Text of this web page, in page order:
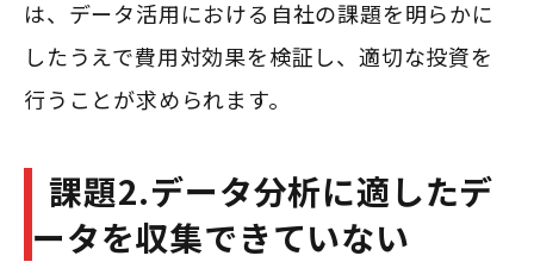
は、データ活用における自社の課題を明らかに
したうえで費用対効果を検証し、適切な投資を
行うことが求められます。
課題2.データ分析に適したデ
ータを収集できていない